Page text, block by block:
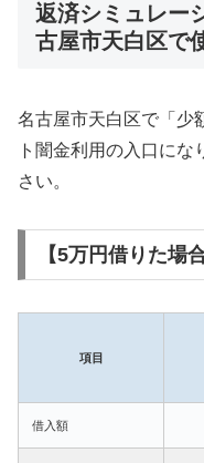
返済シミュレー
古屋市天白区で
名古屋市天白区で「少
ト闇金利用の入口に
さい。
【5万円借りた場
項目
借入額